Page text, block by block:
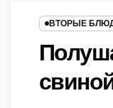
ВТОРЫЕ